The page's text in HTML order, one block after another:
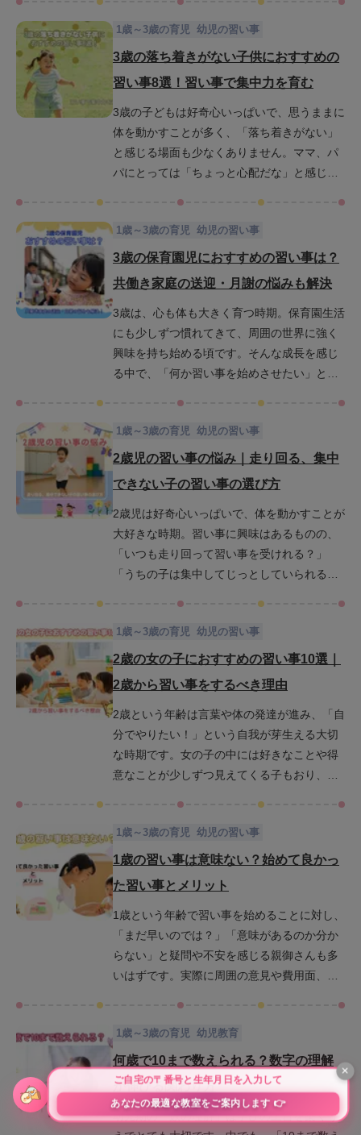
ムに楽しく触れることが大切です。この記事
では、2歳から英語を始めることのメリットや
注意点、おすすめの学習方法などをわかりや
すくご紹介します。ぜひこの記事を参考に、
親子で英語に触れる時間を明日から始めてみ
てください。
1歳～3歳の育児 幼児の習い事
3歳の落ち着きがない子供におすすめの
習い事8選！習い事で集中力を育む
3歳の子どもは好奇心いっぱいで、思うままに
体を動かすことが多く、「落ち着きがない」
と感じる場面も少なくありません。ママ、パ
パにとっては「ちょっと心配だな」と感じる
れる自然な姿です。しかし、習い事に通わせ
たいと考えているママ、パパにとっては「落
できるのか？」と悩んでしまいます。この記
事では、そんなエネルギーあふれる3歳の子ど
もたちが楽しみながら集中力や自己コントロ
ール力の芽を育てられるような習い事を8つ厳
選してご紹介します。加えて、子どもに合っ
ひ最後までお読みください。
1歳～3歳の育児 幼児の習い事
3歳の保育園児におすすめの習い事は？
共働き家庭の送迎・月謝の悩みも解決
3歳は、心も体も大きく育つ時期。保育園生活
にも少しずつ慣れてきて、周囲の世界に強く
興味を持ち始める頃です。そんな成長を感じ
る中で、「何か習い事を始めさせたい」と考
担が心配という声も多く聞かれます。この記
事では、3歳の保育園児に向いている習い事
対策まで詳しくご紹介します。お子さんにと
って最適な習い事を選ぶための参考にしてく
ださい。
1歳～3歳の育児 幼児の習い事
2歳児の習い事の悩み｜走り回る、集中
できない子の習い事の選び方
2歳児は好奇心いっぱいで、体を動かすことが
大好きな時期。習い事に興味はあるものの、
「いつも走り回って習い事を受けれる？」
「うちの子は集中してじっとしていられるか
成長の証です。そんなエネルギーや個性を活
かせる習い事もたくさんあります。この記事
い事の選び方や、集中力や自己肯定感を育て
る工夫、先生との相性を見極めるポイントま
でを丁寧に解説します。お子さんの「やって
みたい！」という気持ちを大切に、楽しく続
けられる習い事を一緒に見つけていきましょ
1歳～3歳の育児 幼児の習い事
2歳の女の子におすすめの習い事10選｜
2歳から習い事をするべき理由
2歳という年齢は言葉や体の発達が進み、「自
分でやりたい！」という自我が芽生える大切
な時期です。女の子の中には好きなことや得
意なことが少しずつ見えてくる子もおり、習
くなり始めるこの時期にどんな習い事が合っ
ているのか、またそもそも始めるべきかどう
事では、2歳の女の子に人気で効果的な習い事
10選を厳選してご紹介し、習い事を始めるタ
イミングや選び方のコツについても詳しく解
説します。わが子の未来の可能性を広げる習
い事を、ぜひ一緒に見つけていきましょう。
1歳～3歳の育児 幼児の習い事
1歳の習い事は意味ない？始めて良かっ
た習い事とメリット
1歳という年齢で習い事を始めることに対し、
「まだ早いのでは？」「意味があるのか分か
らない」と疑問や不安を感じる親御さんも多
いはずです。実際に周囲の意見や費用面、効
を始めることに関するよくある疑問や不安を
整理しながら、メリットやデメリット、人気
の習い事の実例、始め方のコツまでを詳しく
解説していきます。お子さんに合った習い事
の選び方や始めるタイミングを見つけるヒン
1歳～3歳の育児 幼児教育
何歳で10まで数えられる？数字の理解
が伸びる関わり方
幼児期の「数の理解」は学びの土台を築くう